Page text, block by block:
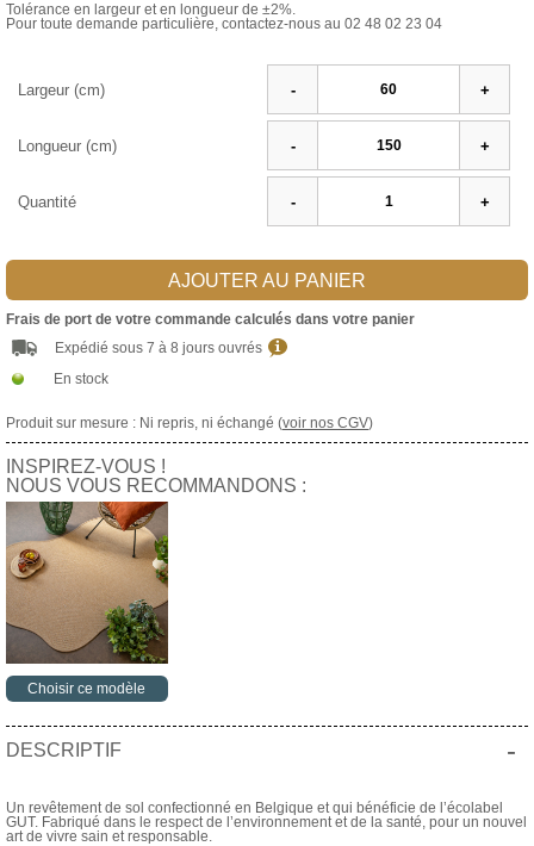
Tolérance en largeur et en longueur de ±2%.
Pour toute demande particulière, contactez-nous au 02 48 02 23 04
Largeur (cm) - +
Longueur (cm) - +
Quantité - +
AJOUTER AU PANIER
Frais de port de votre commande calculés dans votre panier
Expédié sous 7 à 8 jours ouvrés
En stock
Produit sur mesure : Ni repris, ni échangé (voir nos CGV)
INSPIREZ-VOUS !
NOUS VOUS RECOMMANDONS :
Choisir ce modèle
DESCRIPTIF -
Un revêtement de sol confectionné en Belgique et qui bénéficie de l’écolabel
GUT. Fabriqué dans le respect de l’environnement et de la santé, pour un nouvel
art de vivre sain et responsable.